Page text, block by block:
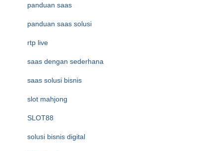
panduan saas
panduan saas solusi
rtp live
saas dengan sederhana
saas solusi bisnis
slot mahjong
SLOT88
solusi bisnis digital